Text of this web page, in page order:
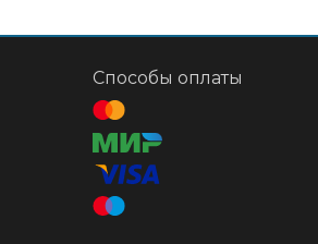
Способы оплаты